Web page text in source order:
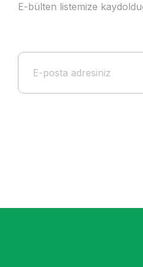
E-bülten listemize